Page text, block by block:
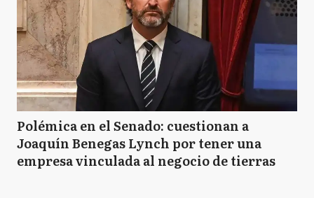
Polémica en el Senado: cuestionan a
Joaquín Benegas Lynch por tener una
empresa vinculada al negocio de tierras